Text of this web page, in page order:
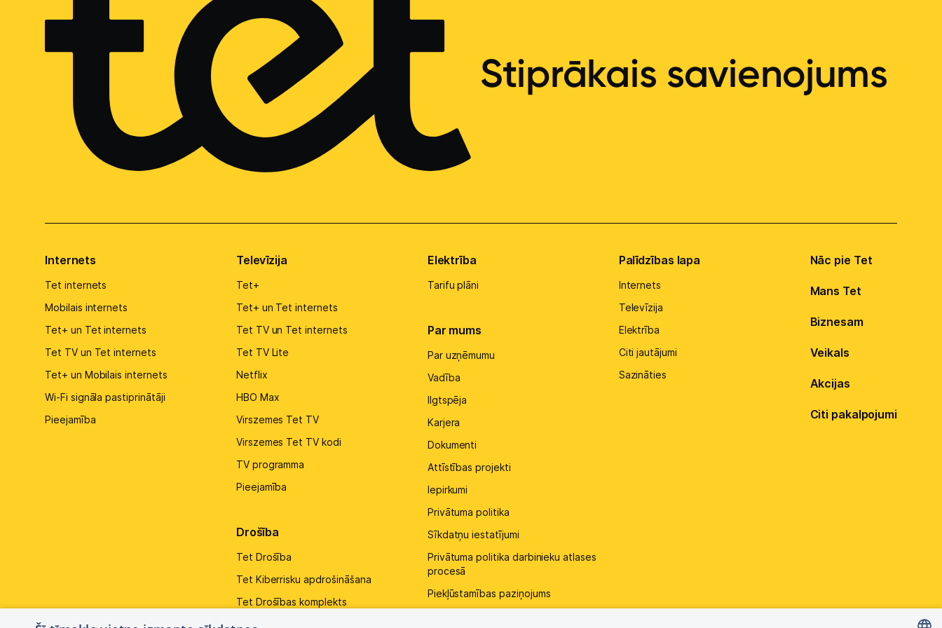
Stiprākais savienojums
Internets
Tet internets
Mobilais internets
Tet+ un Tet internets
Tet TV un Tet internets
Tet+ un Mobilais internets
Wi-Fi signāla pastiprinātāji
Pieejamība
Televīzija
Tet+
Tet+ un Tet internets
Tet TV un Tet internets
Tet TV Lite
Netflix
HBO Max
Virszemes Tet TV
Virszemes Tet TV kodi
TV programma
Pieejamība
Drošība
Tet Drošība
Tet Kiberrisku apdrošināšana
Tet Drošības komplekts
Elektrība
Tarifu plāni
Par mums
Par uzņēmumu
Vadība
Ilgtspēja
Karjera
Dokumenti
Attīstības projekti
Iepirkumi
Privātuma politika
Sīkdatņu iestatījumi
Privātuma politika darbinieku atlases
procesā
Piekļūstamības paziņojums
Palīdzības lapa
Internets
Televīzija
Elektrība
Citi jautājumi
Sazināties
Nāc pie Tet
Mans Tet
Biznesam
Veikals
Akcijas
Citi pakalpojumi